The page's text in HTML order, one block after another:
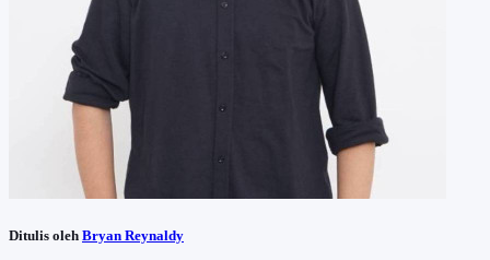
Ditulis oleh Bryan Reynaldy